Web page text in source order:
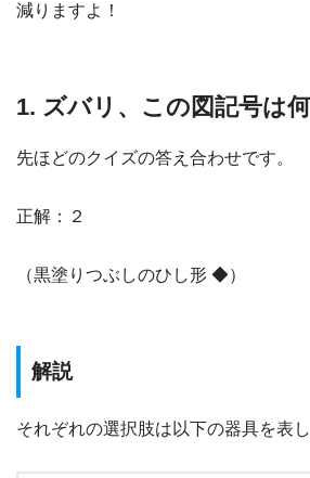
減りますよ！
1. ズバリ、この図記号は
先ほどのクイズの答え合わせです。
正解：２
（黒塗りつぶしのひし形 ◆）
解説
それぞれの選択肢は以下の器具を表し